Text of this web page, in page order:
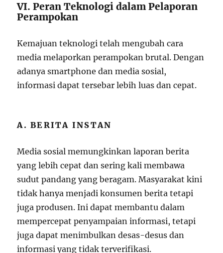
VI. Peran Teknologi dalam Pelaporan
Perampokan
Kemajuan teknologi telah mengubah cara
media melaporkan perampokan brutal. Dengan
adanya smartphone dan media sosial,
informasi dapat tersebar lebih luas dan cepat.
A. BERITA INSTAN
Media sosial memungkinkan laporan berita
yang lebih cepat dan sering kali membawa
sudut pandang yang beragam. Masyarakat kini
tidak hanya menjadi konsumen berita tetapi
juga produsen. Ini dapat membantu dalam
mempercepat penyampaian informasi, tetapi
juga dapat menimbulkan desas-desus dan
informasi yang tidak terverifikasi.